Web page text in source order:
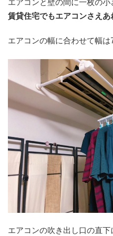
エアコンと壁の間に一枚の小
賃貸住宅でもエアコンさえあ
エアコンの幅に合わせて幅は
エアコンの吹き出し口の直